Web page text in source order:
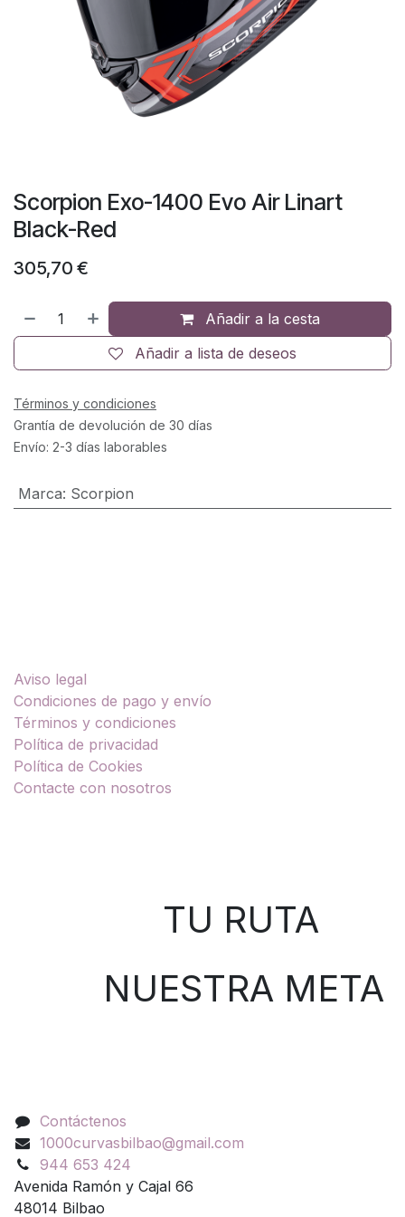
Scorpion Exo-1400 Evo Air Linart
Black-Red
305,70 €
Añadir a la cesta
Añadir a lista de deseos
Términos y condiciones
Grantía de devolución de 30 días
Envío: 2-3 días laborables
Marca: Scorpion
Aviso legal
Condiciones de pago y envío
Términos y condiciones
Política de privacidad
Política de Cookies
Contacte con nosotros
TU RUTA
NUESTRA META
Contáctenos
1000curvasbilbao@gmail.com
944 653 424
Avenida Ramón y Cajal 66
48014 Bilbao